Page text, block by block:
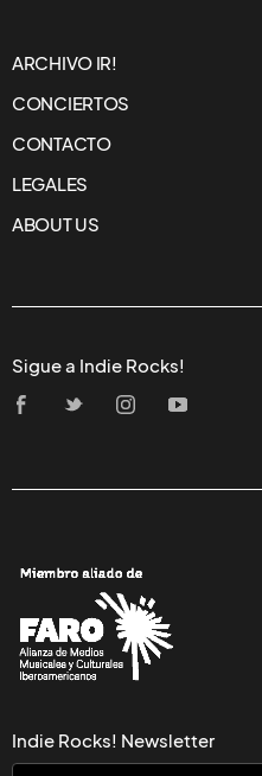
ARCHIVO IR!
CONCIERTOS
CONTACTO
LEGALES
ABOUT US
Sigue a Indie Rocks!
Indie Rocks! Newsletter